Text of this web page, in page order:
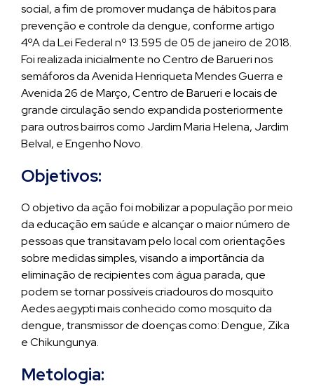
social, a fim de promover mudança de hábitos para
prevenção e controle da dengue, conforme artigo
4ºA da Lei Federal nº 13.595 de 05 de janeiro de 2018.
Foi realizada inicialmente no Centro de Barueri nos
semáforos da Avenida Henriqueta Mendes Guerra e
Avenida 26 de Março, Centro de Barueri e locais de
grande circulação sendo expandida posteriormente
para outros bairros como Jardim Maria Helena, Jardim
Belval, e Engenho Novo.
Objetivos:
O objetivo da ação foi mobilizar a população por meio
da educação em saúde e alcançar o maior número de
pessoas que transitavam pelo local com orientações
sobre medidas simples, visando a importância da
eliminação de recipientes com água parada, que
podem se tornar possíveis criadouros do mosquito
Aedes aegypti mais conhecido como mosquito da
dengue, transmissor de doenças como: Dengue, Zika
e Chikungunya.
Metologia: